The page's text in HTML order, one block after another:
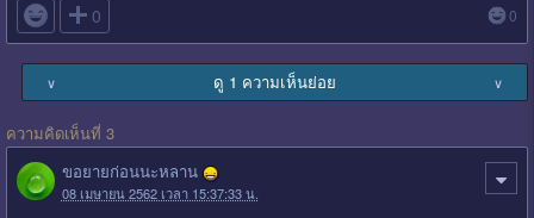
 0 0
∨ ดู 1 ความเห็นย่อย ∨
ความคิดเห็นที่ 3
ขอยายก่อนนะหลาน
08 เมษายน 2562 เวลา 15:37:33 น.